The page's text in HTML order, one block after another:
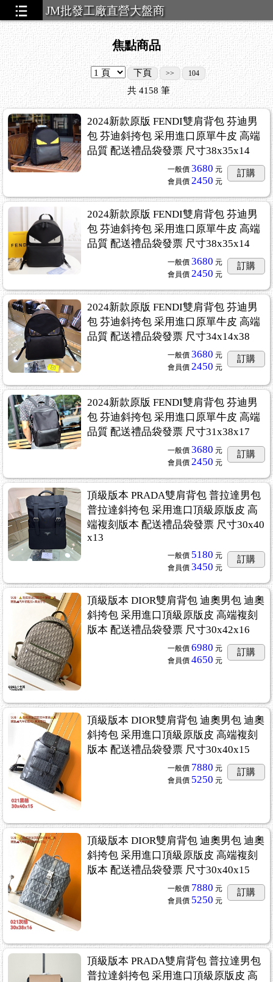
JM批發工廠直營大盤商
焦點商品
下頁 >> 104
共4158 筆
2024新款原版 FENDI雙肩背包 芬迪男
包 芬迪斜挎包 采用進口原單牛皮 高端
品質 配送禮品袋發票 尺寸38x35x14
一般價 3680 元
會員價 2450 元
訂購
2024新款原版 FENDI雙肩背包 芬迪男
包 芬迪斜挎包 采用進口原單牛皮 高端
品質 配送禮品袋發票 尺寸38x35x14
一般價 3680 元
會員價 2450 元
訂購
2024新款原版 FENDI雙肩背包 芬迪男
包 芬迪斜挎包 采用進口原單牛皮 高端
品質 配送禮品袋發票 尺寸34x14x38
一般價 3680 元
會員價 2450 元
訂購
2024新款原版 FENDI雙肩背包 芬迪男
包 芬迪斜挎包 采用進口原單牛皮 高端
品質 配送禮品袋發票 尺寸31x38x17
一般價 3680 元
會員價 2450 元
訂購
頂級版本 PRADA雙肩背包 普拉達男包
普拉達斜挎包 采用進口頂級原版皮 高
端複刻版本 配送禮品袋發票 尺寸30x40
x13
一般價 5180 元
會員價 3450 元
訂購
頂級版本 DIOR雙肩背包 迪奧男包 迪奧
斜挎包 采用進口頂級原版皮 高端複刻
版本 配送禮品袋發票 尺寸30x42x16
一般價 6980 元
會員價 4650 元
訂購
頂級版本 DIOR雙肩背包 迪奧男包 迪奧
斜挎包 采用進口頂級原版皮 高端複刻
版本 配送禮品袋發票 尺寸30x40x15
一般價 7880 元
會員價 5250 元
訂購
頂級版本 DIOR雙肩背包 迪奧男包 迪奧
斜挎包 采用進口頂級原版皮 高端複刻
版本 配送禮品袋發票 尺寸30x40x15
一般價 7880 元
會員價 5250 元
訂購
頂級版本 PRADA雙肩背包 普拉達男包
普拉達斜挎包 采用進口頂級原版皮 高